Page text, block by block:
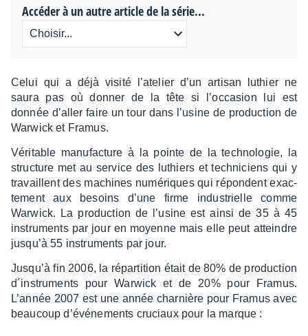
Accéder à un autre article de la série...
Celui qui a déjà visité l’ate­lier d’un arti­san luthier ne
saura pas où donner de la tête si l’oc­ca­sion lui est
donnée d’al­ler faire un tour dans l’usine de produc­tion de
Warwick et Framus.
Véri­table manu­fac­ture à la pointe de la tech­no­lo­gie, la
struc­ture met au service des luthiers et tech­ni­ciens qui y
travaillent des machines numé­riques qui répondent exac­
te­ment aux besoins d’une firme indus­trielle comme
Warwick. La produc­tion de l’usine est ainsi de 35 à 45
instru­ments par jour en moyenne mais elle peut atteindre
jusqu’à 55 instru­ments par jour.
Jusqu’à fin 2006, la répar­ti­tion était de 80% de produc­tion
d´ins­tru­ments pour Warwick et de 20% pour Framus.
L’an­née 2007 est une année char­nière pour Framus avec
beau­coup d’évé­ne­ments cruciaux pour la marque :